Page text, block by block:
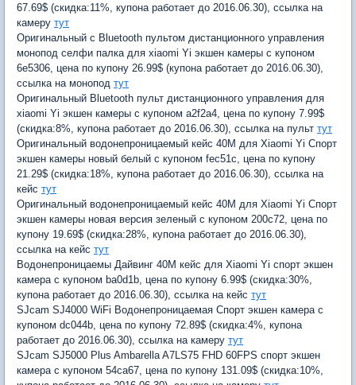
67.69$ (скидка:11%, купона работает до 2016.06.30), ссылка на
камеру тут
Оригинальный с Bluetooth пультом дистанционного управления
монопод селфи палка для xiaomi Yi экшен камеры с купоном
6e5306, цена по купону 26.99$ (купона работает до 2016.06.30),
ссылка на монопод тут
Оригинальный Bluetooth пульт дистанционного управления для
xiaomi Yi экшен камеры с купоном a2f2a4, цена по купону 7.99$
(скидка:8%, купона работает до 2016.06.30), ссылка на пульт тут
Оригинальный водонепроницаемый кейс 40M для Xiaomi Yi Спорт
экшен камеры новый белый с купоном fec51c, цена по купону
21.29$ (скидка:18%, купона работает до 2016.06.30), ссылка на
кейс тут
Оригинальный водонепроницаемый кейс 40M для Xiaomi Yi Спорт
экшен камеры новая версия зеленый с купоном 200c72, цена по
купону 19.69$ (скидка:28%, купона работает до 2016.06.30),
ссылка на кейс тут
Водонепроницаемы Дайвинг 40М кейс для Xiaomi Yi спорт экшен
камера с купоном ba0d1b, цена по купону 6.99$ (скидка:30%,
купона работает до 2016.06.30), ссылка на кейс тут
SJcam SJ4000 WiFi Водонепроницаемая Спорт экшен камера с
купоном dc044b, цена по купону 72.89$ (скидка:4%, купона
работает до 2016.06.30), ссылка на камеру тут
SJcam SJ5000 Plus Ambarella A7LS75 FHD 60FPS спорт экшен
камера с купоном 54ca67, цена по купону 131.09$ (скидка:10%,